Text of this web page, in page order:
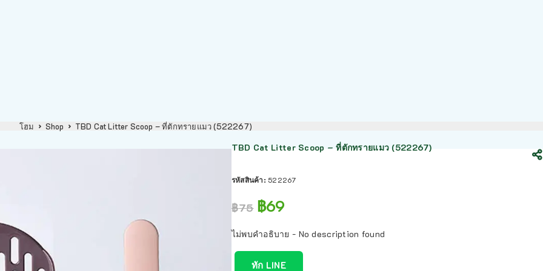
โฮม Shop TBD Cat Litter Scoop – ที่ตักทรายแมว (522267)
TBD Cat Litter Scoop – ที่ตักทรายแมว (522267)
รหัสสินค้า: 522267
฿75 ฿69
ไม่พบคำอธิบาย - No description found
ทัก LINE